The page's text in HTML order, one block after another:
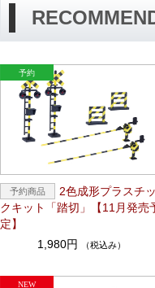
2色成形プラスチッ
クキット「踏切」【11月発売
定】
1,980円
（税込み）